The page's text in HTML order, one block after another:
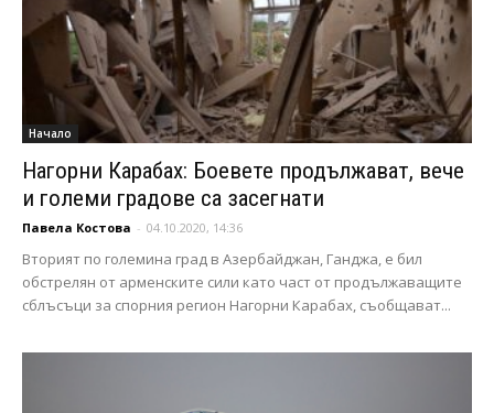
Начало
Нагорни Карабах: Боевете продължават, вече
и големи градове са засегнати
Павела Костова - 04.10.2020, 14:36
Вторият по големина град в Азербайджан, Ганджа, е бил
обстрелян от арменските сили като част от продължаващите
сблъсъци за спорния регион Нагорни Карабах, съобщават...